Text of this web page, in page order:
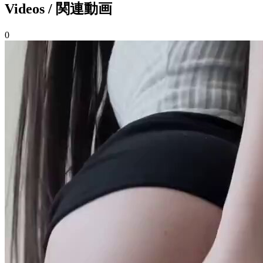
Videos / 関連動画
0